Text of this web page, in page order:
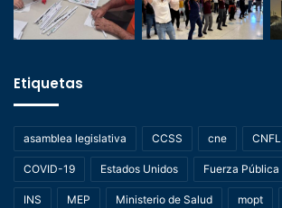
Etiquetas
asamblea legislativa CCSS cne CNFL
COVID-19 Estados Unidos Fuerza Pública
INS MEP Ministerio de Salud mopt